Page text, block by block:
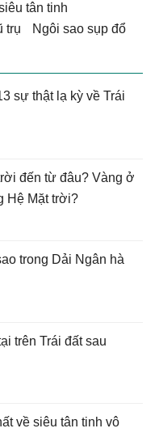
siêu tân tinh
trụ ngôi sao sụp đổ
sự thật lạ kỳ về Trái
đến từ đâu? Vàng ở
Hệ Mặt trời?
trong Dải Ngân hà
trên Trái đất sau
về siêu tân tinh vô